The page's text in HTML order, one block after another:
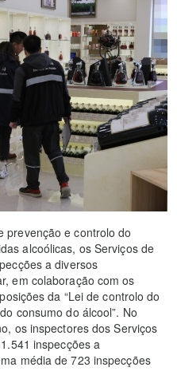
prevenção e controlo do
alcoólicas, os Serviços de
a diversos
em colaboração com os
da “Lei de controlo do
consumo do álcool”. No
os inspectores dos Serviços
inspecções a
média de 723 inspecções